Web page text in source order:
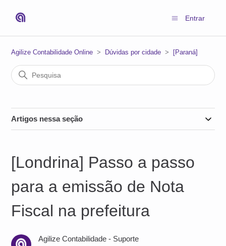
Entrar
Agilize Contabilidade Online Dúvidas por cidade [Paraná]
Artigos nessa seção
[Londrina] Passo a passo
para a emissão de Nota
Fiscal na prefeitura
Agilize Contabilidade - Suporte